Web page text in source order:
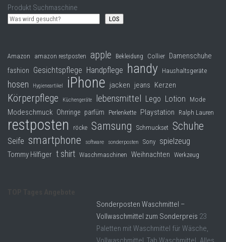
Produkt Suchmaschine
LOS
Amazon amazon restposten apple Bekleidung Collier Damenschuhe
fashion Gesichtspflege Handpflege handy Haushaltsgeräte
hosen Hygieneartikel iPhone jacken jeans Kerzen
Körperpflege Küchengeräte lebensmittel Lego Lotion Mode
Modeschmuck Ohrringe parfüm Perlenkette Playstation Ralph Lauren
restposten röcke Samsung Schmuckset Schuhe
Seife smartphone software sonderposten Sony spielzeug
Tommy Hilfiger t shirt Waschmaschinen Weihnachten Werkzeug
Sonderposten Waschmittel –
Vollwaschmittel zum Sonderpreis 23
Paletten mit Waschmittel für Wäsche,